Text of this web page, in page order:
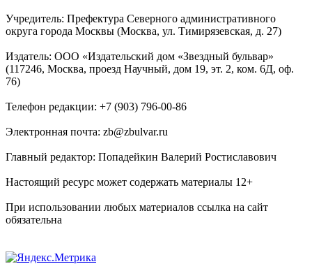
Учредитель: Префектура Северного административного
округа города Москвы (Москва, ул. Тимирязевская, д. 27)
Издатель: ООО «Издательский дом «Звездный бульвар»
(117246, Москва, проезд Научный, дом 19, эт. 2, ком. 6Д, оф.
76)
Телефон редакции: +7 (903) 796-00-86
Электронная почта: zb@zbulvar.ru
Главный редактор: Попадейкин Валерий Ростиславович
Настоящий ресурс может содержать материалы 12+
При использовании любых материалов ссылка на сайт
обязательна